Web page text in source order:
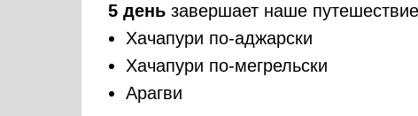
5 день завершает наше
Хачапури по-аджарски
Хачапури по-мегрельски
Арагви